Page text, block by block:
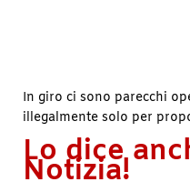
In giro ci sono parecchi
illegalmente solo per
Lo dice
Notizia!